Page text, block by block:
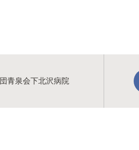
青泉会下北沢病院